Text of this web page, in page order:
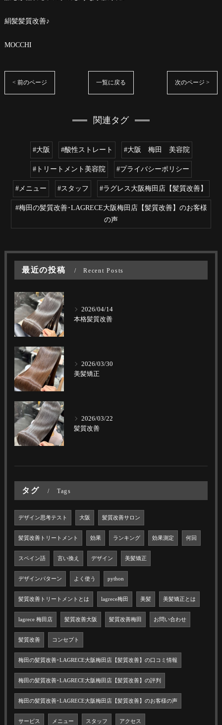
絹髪髪質改善♪
MOCCHI
< 前のページ 一覧に戻る 次のページ >
関連タグ
#大阪 #酸性ストレート #大阪 梅田 美容院
#トリートメント美容院 #プライバシーポリシー
#メニュー #スタッフ #ラグレス大阪梅田店【髪質改善】
#梅田の髪質改善･LAGRECE大阪梅田店【髪質改善】のお客様
の声
最近の投稿 Recent Posts
2026/04/14
本格髪質改善
2026/03/30
美髪矯正
2026/03/22
髪質改善
タグ Tags
デザイン思考テスト 大阪 髪質改善サロン
髪質改善トリートメント 効果 ランキング 効果測定 何回
スペイン語 言い換え デザイン 美髪矯正
デザインパターン よく使う python
髪質改善トリートメントとは lagrece梅田 美髪 美髪矯正とは
lagrece 梅田店 髪質改善大阪 髪質改善梅田 お問い合わせ
髪質改善 コンセプト
梅田の髪質改善･LAGRECE大阪梅田店【髪質改善】の口コミ情報
梅田の髪質改善･LAGRECE大阪梅田店【髪質改善】の評判
梅田の髪質改善･LAGRECE大阪梅田店【髪質改善】のお客様の声
サービス メニュー スタッフ アクセス